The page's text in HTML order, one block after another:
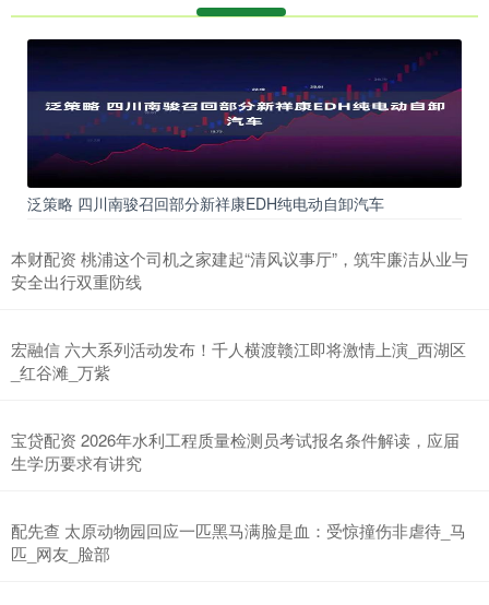
泛策略 四川南骏召回部分新祥康EDH纯电动自卸汽车
本财配资 桃浦这个司机之家建起“清风议事厅”，筑牢廉洁从业与
安全出行双重防线
宏融信 六大系列活动发布！千人横渡赣江即将激情上演_西湖区
_红谷滩_万紫
宝贷配资 2026年水利工程质量检测员考试报名条件解读，应届
生学历要求有讲究
配先查 太原动物园回应一匹黑马满脸是血：受惊撞伤非虐待_马
匹_网友_脸部